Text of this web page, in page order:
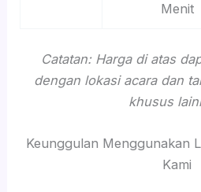
Menit
Catatan: Harga di atas
dengan lokasi acara dan
khusus
Keunggulan Menggunakan
Kami